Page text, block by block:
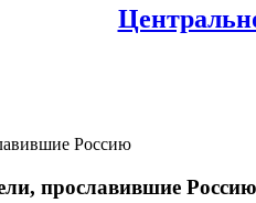
прославившие Россию